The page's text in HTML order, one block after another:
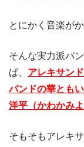
とにかく音楽が
そんな実力派バ
ば、 アレキサン
バンドの華とも
洋平（かわかみよ
そもそもアレキ